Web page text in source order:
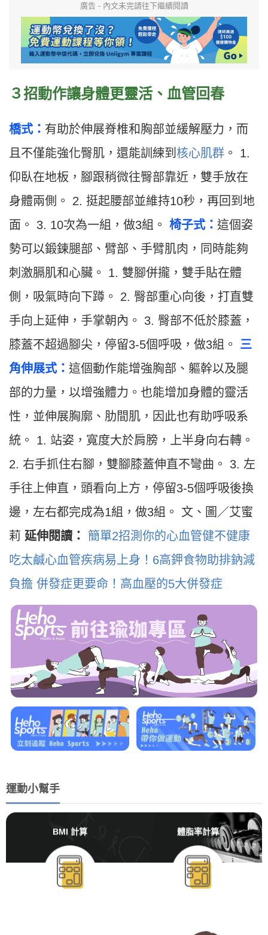
廣告 - 內文未完請往下繼續閱讀
３招動作讓身體更靈活、血管回春
橋式： 有助於伸展脊椎和胸部並緩解壓力，而
且不僅能強化臀肌，還能訓練到 核心肌群 。 1.
仰臥在地板，腳跟稍微往臀部靠近，雙手放在
身體兩側。 2. 挺起腰部並維持10秒，再回到地
面。 3. 10次為一組，做3組。 椅子式： 這個姿
勢可以鍛鍊腿部、臂部、手臂肌肉，同時能夠
刺激膈肌和心臟。
1. 雙腳併攏，雙手貼在體
側，吸氣時向下蹲。 2. 臀部重心向後，打直雙
手向上延伸，手掌朝內。 3. 臀部不低於膝蓋，
膝蓋不超過腳尖，停留3-5個呼吸，做3組。 三
角伸展式： 這個動作能增強胸部、軀幹以及腿
部的力量，以增強體力。也能增加身體的靈活
性，並伸展胸廓、肋間肌，因此也有助呼吸系
統。 1. 站姿，寬度大於肩膀，上半身向右轉。
2. 右手抓住右腳，雙腳膝蓋伸直不彎曲。 3. 左
手往上伸直，頭看向上方，停留3-5個呼吸後換
邊，左右都完成為1組，做3組。 文、圖／艾蜜
莉 延伸閱讀：
簡單2招測你的心血管健不健康
吃太鹹心血管疾病易上身！6高鉀食物助排鈉減
負擔 併發症更要命！高血壓的5大併發症
運動小幫手
BMI 計算 體脂率計算